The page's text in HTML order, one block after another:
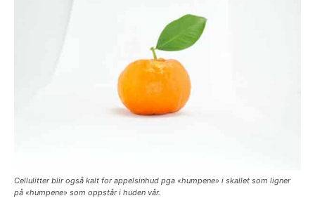
Cellulitter blir også kalt for appelsinhud pga «humpene» i skallet som ligner
på «humpene» som oppstår i huden vår.